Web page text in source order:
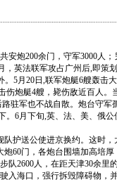
炮200余门，守军3000人；
，英法联军攻占广州后,即策
。5月20日,联军炮艇6艘轰击
伤炮艇4艘，毙伤敌近百人。
驻军也不战自散。炮台守军
。6月下旬,英、法、美、俄公
护送公使进京换约。这时，
60门，各炮台围墙加高培厚
队2600人，在距天津30余里
入海口，强行拆毁障碍物，